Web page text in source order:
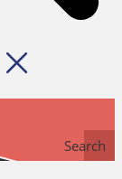
Search